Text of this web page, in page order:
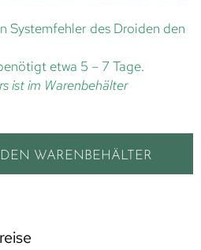
Systemfehler des Droiden den
etwa 5 – 7 Tage.
ist im Warenbehälter
DEN WARENBEHÄLTER